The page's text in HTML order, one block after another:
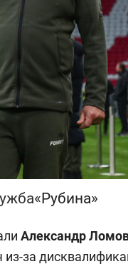
«Рубина»
Александр
из-за